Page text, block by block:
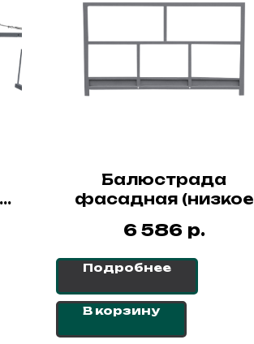
Балюстрада
фасадная (низкое
люлек ZLP 630
6 586 р.
Подробнее
В корзину